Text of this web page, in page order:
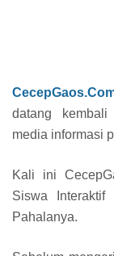
datang
media informasi
Kali ini
Siswa
Pahalanya.